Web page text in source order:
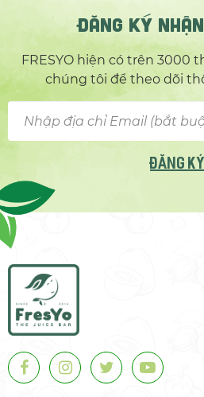
ĐĂNG KÝ
FRESYO hiện có trên 3000
chúng tôi để theo dõi
ĐĂNG KÝ